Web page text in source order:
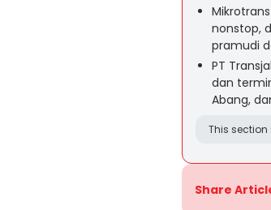
nonstop,
pramudi
PT
dan
Abang,
This
Share